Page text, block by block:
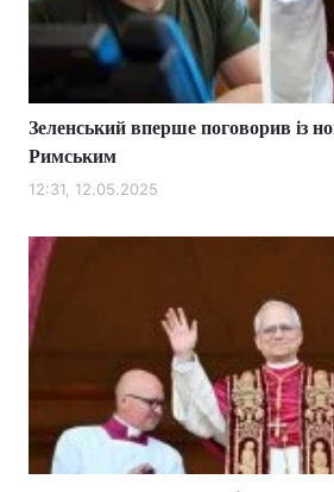
Зеленський вперше поговорив із
Римським
12:31, 12.05.2025